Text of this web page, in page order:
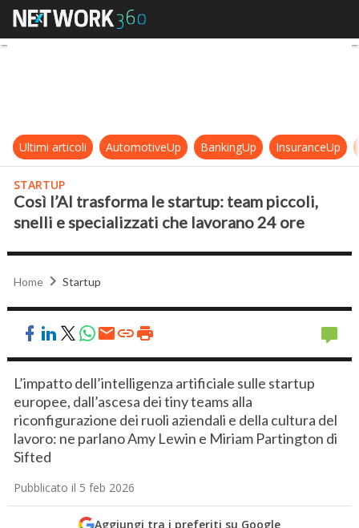
Così l’AI trasforma le startup:
Ultimi articoli AutomotiveUp BankingUp InsuranceUp
STARTUP
Così l’AI trasforma le startup: team piccoli,
snelli e specializzati che lavorano 24 ore
Home Startup
L’impatto dell’intelligenza artificiale sulle startup
europee, dall’ascesa dei tiny teams alla
riconfigurazione dei ruoli aziendali e della cultura del
lavoro: ne parlano Amy Lewin e Miriam Partington di
Sifted
Pubblicato il 5 feb 2026
Aggiungi tra i preferiti su Google